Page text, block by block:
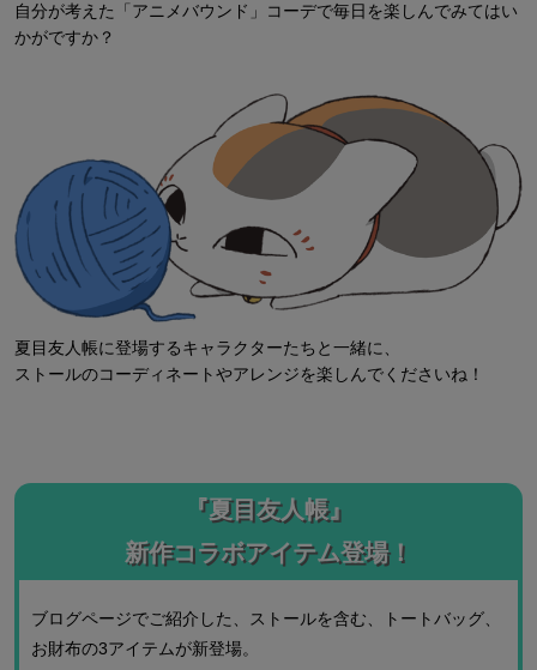
自分が考えた「アニメバウンド」コーデで毎日を楽しんでみてはい
かがですか？
夏目友人帳に登場するキャラクターたちと一緒に、
ストールのコーディネートやアレンジを楽しんでくださいね！
『夏目友人帳』
新作コラボアイテム登場！
ブログページでご紹介した、ストールを含む、トートバッグ、
お財布の3アイテムが新登場。